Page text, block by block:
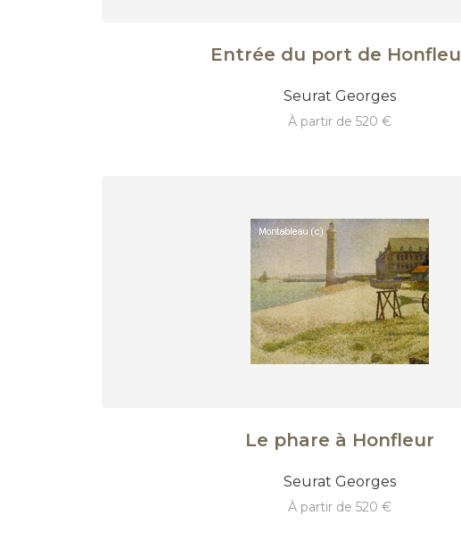
Entrée du port de
Seurat Georges
à partir de 520 €
Le phare à Honfleur
Seurat Georges
à partir de 520 €